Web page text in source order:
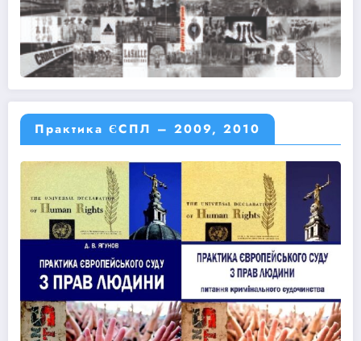
Практика ЄСПЛ – 2009, 2010